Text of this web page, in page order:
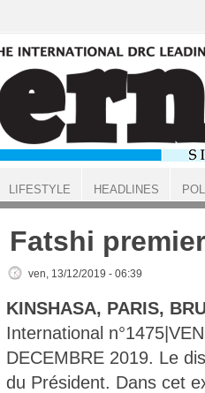
Fatshi
ven, 13/12/2019 - 06:39
KINSHASA, PARIS,
International
DECEMBRE 2019. Le
du Président. Dans cet
LIFESTYLE HEADLINES